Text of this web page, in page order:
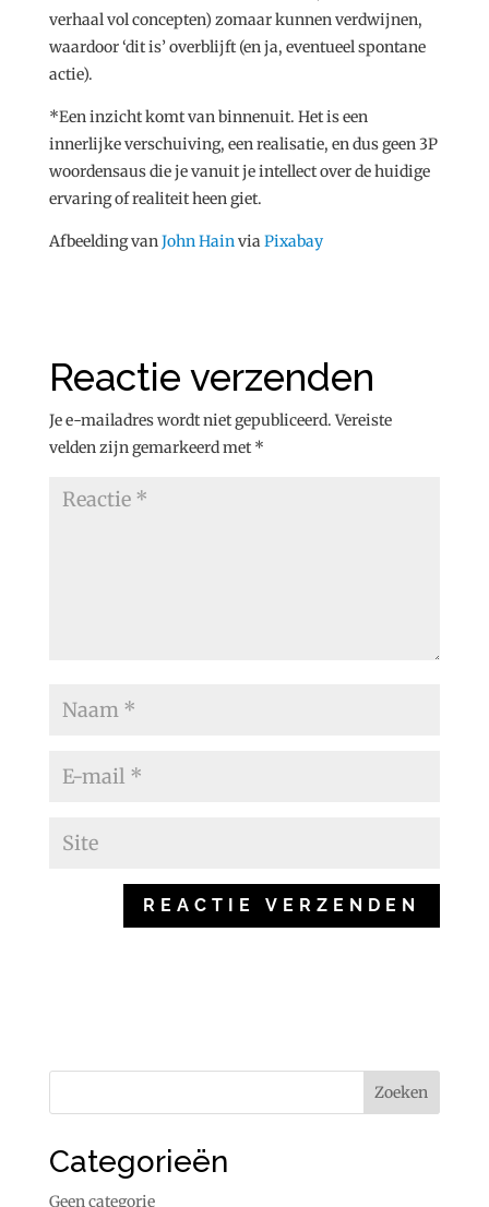
verhaal vol concepten) zomaar kunnen verdwijnen,
waardoor ‘dit is’ overblijft (en ja, eventueel spontane
actie).
*Een inzicht komt van binnenuit. Het is een
innerlijke verschuiving, een realisatie, en dus geen 3P
woordensaus die je vanuit je intellect over de huidige
ervaring of realiteit heen giet.
Afbeelding van John Hain via Pixabay
Reactie verzenden
Je e-mailadres wordt niet gepubliceerd. Vereiste
velden zijn gemarkeerd met *
Categorieën
Geen categorie